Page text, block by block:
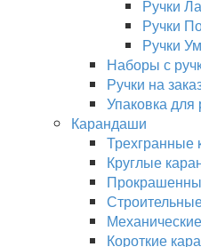
Ручки
Ручки
Ручки
Наборы с
Ручки на
Упаковка для
Карандаши
Трехгранные
Круглые
Короткие